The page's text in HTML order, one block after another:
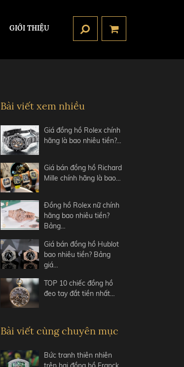
GIỚI THIỆU
Bài viết xem nhiều
Giá đồng hồ Rolex chính
hãng là bao nhiêu tiền?…
Giá bán đồng hồ Richard
Mille chính hãng là bao…
Đồng hồ Rolex nữ chính
hãng bao nhiêu tiền?
Bảng…
Giá bán đồng hồ Hublot
bao nhiêu tiền? Bảng
giá…
TOP 10 chiếc đồng hồ
đeo tay đắt tiền nhất…
Bài viết cùng chuyên mục
Bức tranh thiên nhiên